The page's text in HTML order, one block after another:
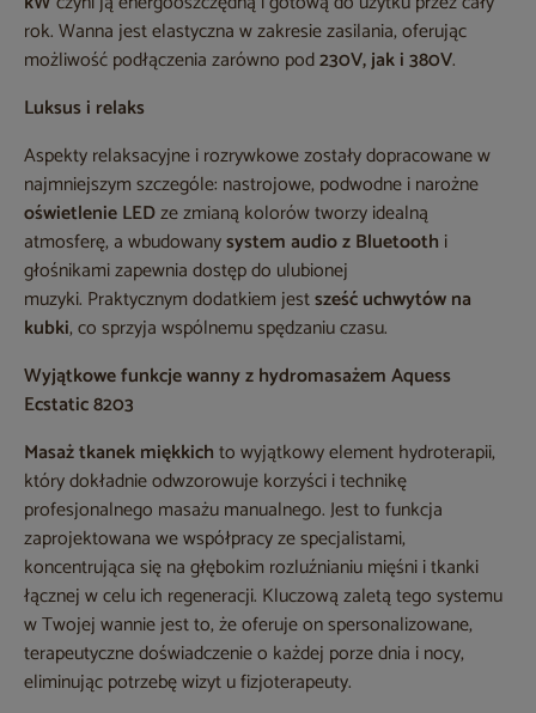
rok. Wanna jest elastyczna w zakresie zasilania, oferując
możliwość podłączenia zarówno pod230V, jak i 380V.
Luksus i relaks
Aspekty relaksacyjne i rozrywkowe zostały dopracowane w
najmniejszym szczególe: nastrojowe, podwodne i narożne
oświetlenie LEDze zmianą kolorów tworzy idealną
atmosferę, a wbudowanysystem audio z Bluetooth i
głośnikami zapewnia dostęp do ulubionej
muzyki. Praktycznym dodatkiem jestsześć uchwytów na
kubki, co sprzyja wspólnemu spędzaniu czasu.
Wyjątkowe funkcje wanny z hydromasażem Aquess
Ecstatic 8203
Masaż tkanek miękkichto wyjątkowy element hydroterapii,
który dokładnie odwzorowuje korzyści i technikę
profesjonalnego masażu manualnego. Jest to funkcja
zaprojektowana we współpracy ze specjalistami,
koncentrująca się na głębokim rozluźnianiu mięśni i tkanki
łącznej w celu ich regeneracji. Kluczową zaletą tego systemu
w Twojej wannie jest to, że oferuje on spersonalizowane,
terapeutyczne doświadczenie o każdej porze dnia i nocy,
eliminując potrzebę wizyt u fizjoterapeuty.